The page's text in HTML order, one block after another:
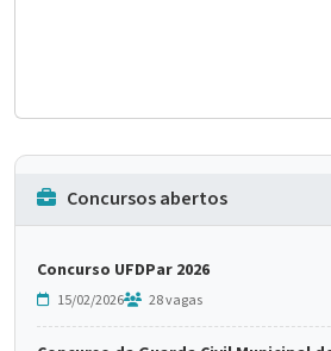
Concursos abertos
Concurso UFDPar 2026
15/02/2026 28 vagas